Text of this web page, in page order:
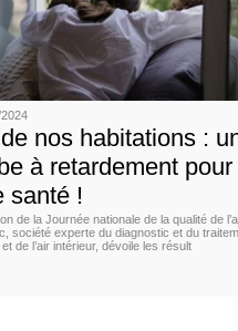
nos habitations :
à retardement pour
santé !
de la Journée nationale de la qualité de
société experte du diagnostic et du
et de l’air intérieur, dévoile les résult